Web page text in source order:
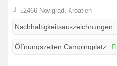
52466 Novigrad, Kroatien
Nachhaltigkeitsauszeichnungen:
Öffnungszeiten Campingplatz: